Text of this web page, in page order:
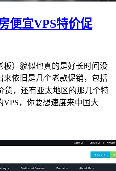
便宜VPS特价促
板）貌似也真的是好长时间没
来依旧是几个老款促销，包括
货，还有亚太地区的那几个特
VPS，你要想速度来中国大